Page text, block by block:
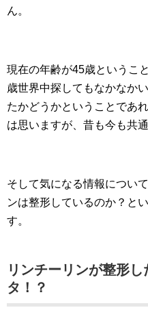
ん。
現在の年齢が45歳というこ
歳世界中探してもなかなか
たかどうかということであ
は思いますが、昔も今も共
そして気になる情報につい
ンは整形しているのか？と
す。
リンチーリンが整形
タ！？